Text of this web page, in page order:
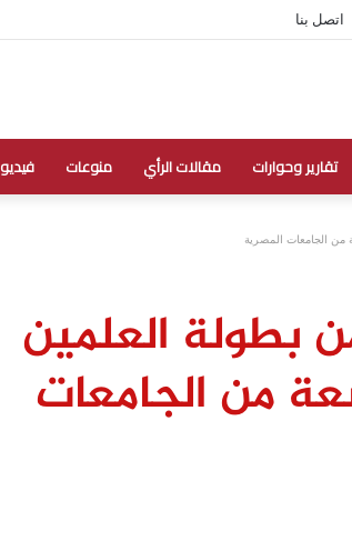
اتصل بنا
تقارير وحوارات مقالات الرأي منوعات فيديو
من الجامعات المصرية
بطولة العلمين
من الجامعات